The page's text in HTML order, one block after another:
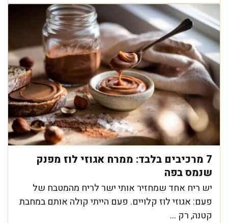
7 מרכיבים בלבד: ממרח אגוזי לוז מפנק
שנמס בפה
יש ריח אחד שמחזיר אותי ישר לריח מהמטבח של
פעם: אגוזי לוז קלויים. פעם הייתי קולה אותם במחבת
קטנה, רק ...